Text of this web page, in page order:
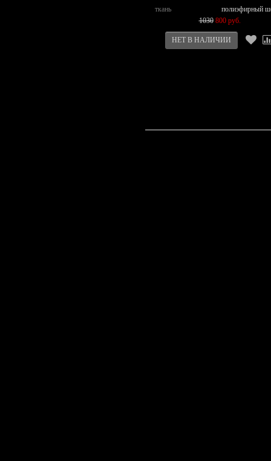
ткань
полиэфирный
1030 800 руб.